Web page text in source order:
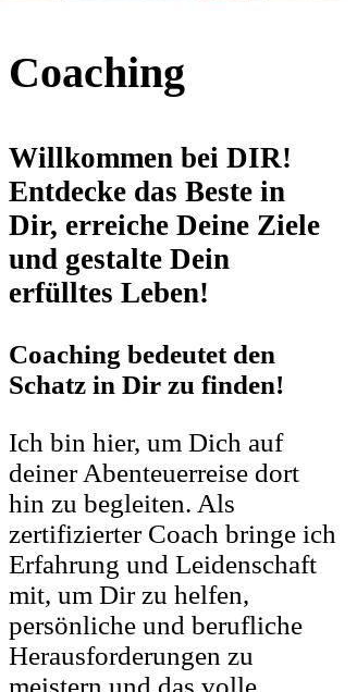
Coaching
Willkommen bei DIR!
Entdecke das Beste in
Dir, erreiche Deine Ziele
und gestalte Dein
erfülltes Leben!
Coaching bedeutet den
Schatz in Dir zu finden!
Ich bin hier, um Dich auf
deiner Abenteuerreise dort
hin zu begleiten. Als
zertifizierter Coach bringe ich
Erfahrung und Leidenschaft
mit, um Dir zu helfen,
persönliche und berufliche
Herausforderungen zu
meistern und das volle